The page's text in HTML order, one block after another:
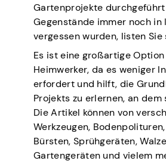
Gartenprojekte
Gegenstände immer noch in
vergessen wurden, listen Sie
Es ist eine großartige
Heimwerker, da es weniger
erfordert und hilft, die
Projekts zu erlernen, an
Die Artikel können von
Werkzeugen,
Bürsten, Sprühgeräten,
Gartengeräten und vielem